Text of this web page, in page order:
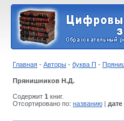
Главная - Авторы - буква П -
Прянишников Н.Д.
Содержит 1 книг.
Отсортировано по: названию